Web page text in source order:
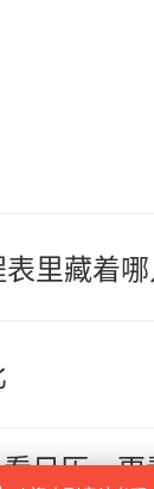
里藏着
日历，